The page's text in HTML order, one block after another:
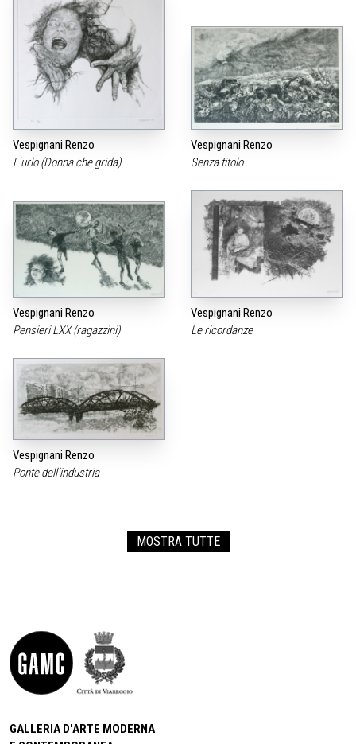
Vespignani Renzo
L‘urlo (Donna che grida)
Vespignani Renzo
Senza titolo
Vespignani Renzo
Pensieri LXX (ragazzini)
Vespignani Renzo
Le ricordanze
Vespignani Renzo
Ponte dell‘industria
MOSTRA TUTTE
GALLERIA D'ARTE MODERNA